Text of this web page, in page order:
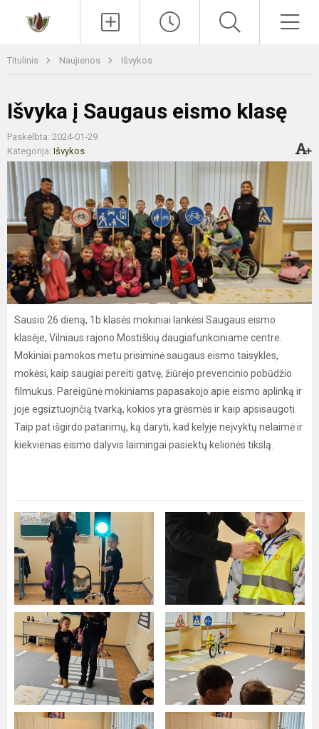
Titulinis Naujienos Išvykos
Išvyka į Saugaus eismo klasę
Paskelbta: 2024-01-29
Kategorija: Išvykos
Sausio 26 dieną, 1b klasės mokiniai lankėsi Saugaus eismo
klasėje, Vilniaus rajono Mostiškių daugiafunkciniame centre.
Mokiniai pamokos metu prisiminė saugaus eismo taisykles,
mokėsi, kaip saugiai pereiti gatvę, žiūrėjo prevencinio pobūdžio
filmukus. Pareigūnė mokiniams papasakojo apie eismo aplinką ir
joje egsiztuojnčią tvarką, kokios yra grėsmės ir kaip apsisaugoti.
Taip pat išgirdo patarimų, ką daryti, kad kelyje neįvyktų nelaimė ir
kiekvienas eismo dalyvis laimingai pasiektų kelionės tikslą.